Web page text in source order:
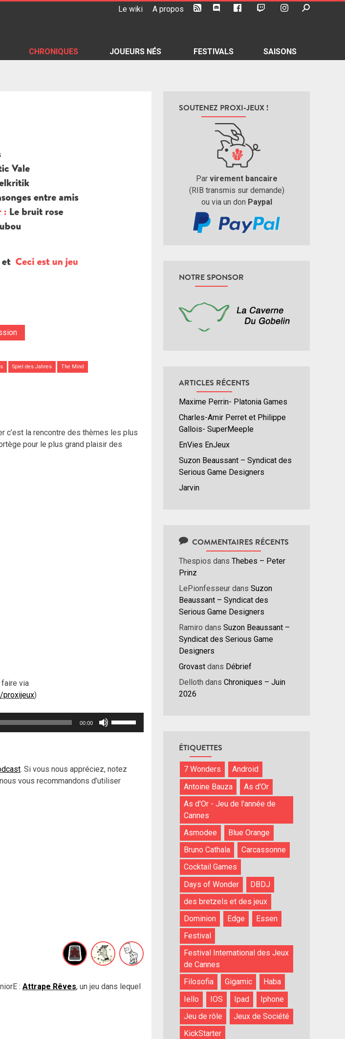
Le wiki A propos
CHRONIQUES JOUEURS NÉS FESTIVALS SAISONS
Spiel des Jahres The Mind
c’est la rencontre des thèmes les plus
pour le plus grand plaisir des
faire via
proxijeux)
00:00
pour
. Si vous nous appréciez, notez
vous recommandons d’utiliser
: Attrape Rêves, un jeu dans lequel
SOUTENEZ PROXI-JEUX !
Par virement bancaire
(RIB transmis sur demande)
ou via un don Paypal
NOTRE SPONSOR
ARTICLES RÉCENTS
Maxime Perrin- Platonia Games
Charles-Amir Perret et Philippe
Gallois- SuperMeeple
EnVies EnJeux
Suzon Beaussant – Syndicat des
Serious Game Designers
Jarvin
COMMENTAIRES RÉCENTS
Thespios dans Thebes – Peter
Prinz
LePionfesseur dans Suzon
Beaussant – Syndicat des
Serious Game Designers
Ramiro dans Suzon Beaussant –
Syndicat des Serious Game
Designers
Grovast dans Débrief
Delloth dans Chroniques – Juin
2026
ÉTIQUETTES
7 Wonders
Android
Antoine Bauza
As d'Or
As d'Or - Jeu de l'année de
Cannes
Asmodee
Blue Orange
Bruno Cathala
Carcassonne
Cocktail Games
Days of Wonder
DBDJ
des bretzels et des jeux
Dominion
Edge
Essen
Festival
Festival International des Jeux
de Cannes
Filosofia
Gigamic
Haba
Iello
IOS Ipad
Iphone
Jeu de rôle
Jeux de Société
KickStarter